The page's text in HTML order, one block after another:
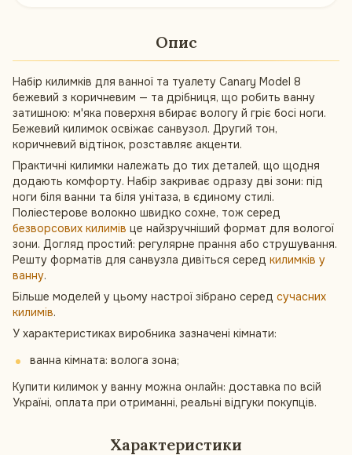
Опис
Набір килимків для ванної та туалету Canary Model 8
бежевий з коричневим — та дрібниця, що робить ванну
затишною: м'яка поверхня вбирає вологу й гріє босі ноги.
Бежевий килимок освіжає санвузол. Другий тон,
коричневий відтінок, розставляє акценти.
Практичні килимки належать до тих деталей, що щодня
додають комфорту. Набір закриває одразу дві зони: під
ноги біля ванни та біля унітаза, в єдиному стилі.
Поліестерове волокно швидко сохне, тож серед
безворсових килимів це найзручніший формат для вологої
зони. Догляд простий: регулярне прання або струшування.
Решту форматів для санвузла дивіться серед килимків у
ванну.
Більше моделей у цьому настрої зібрано серед сучасних
килимів.
У характеристиках виробника зазначені кімнати:
ванна кімната: волога зона;
Купити килимок у ванну можна онлайн: доставка по всій
Україні, оплата при отриманні, реальні відгуки покупців.
Характеристики